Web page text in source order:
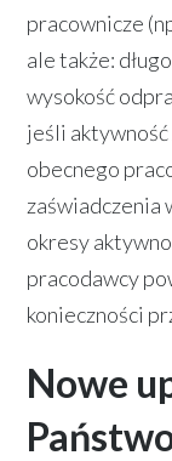
pracownicze
ale także:
wysokość
jeśli aktywność
obecnego
zaświadczenia
okresy
pracodawcy
konieczności
Nowe